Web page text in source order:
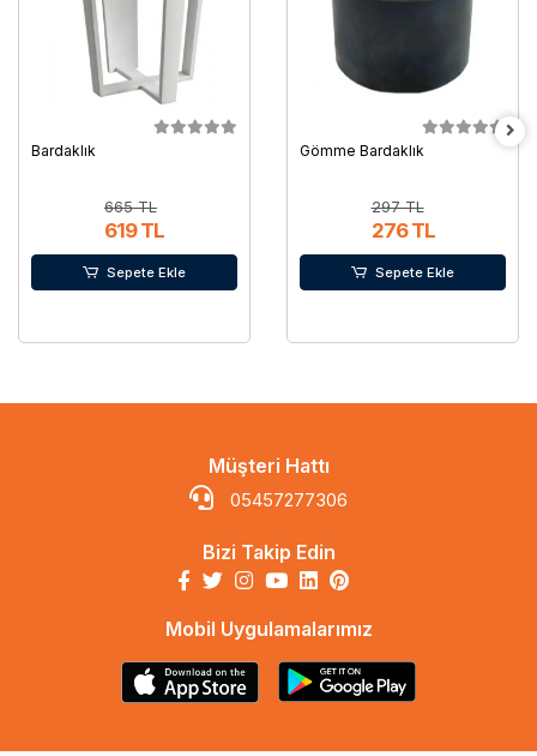
Bardaklık
665 TL
619 TL
Sepete Ekle
Gömme Bardaklık
297 TL
276 TL
Sepete Ekle
Müşteri Hattı
05457277306
Bizi Takip Edin
Mobil Uygulamalarımız